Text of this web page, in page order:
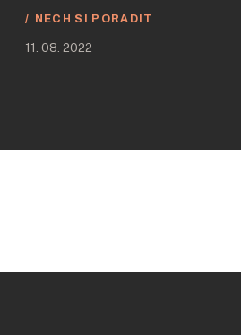
NECH SI PORADIT
11. 08. 2022